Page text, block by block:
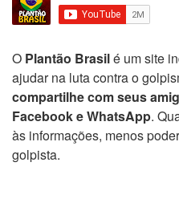
O Plantão Brasilé um site
ajudar na luta contra o
compartilhe com seus
Facebook e WhatsApp.
às informações, menos
golpista.